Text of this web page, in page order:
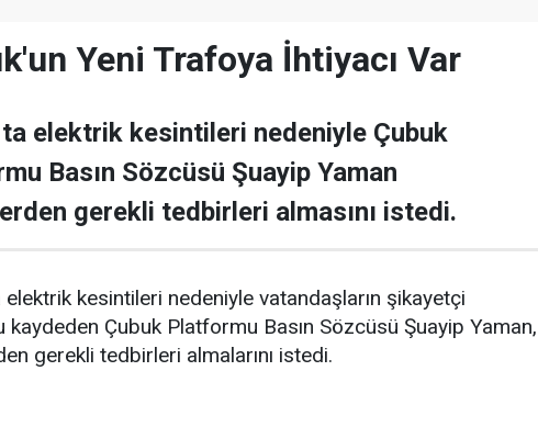
Yeni Trafoya İhtiyacı Var
elektrik kesintileri nedeniyle Çubuk
Basın Sözcüsü Şuayip Yaman
gerekli tedbirleri almasını istedi.
elektrik kesintileri nedeniyle vatandaşların şikayetçi
kaydeden Çubuk Platformu Basın Sözcüsü Şuayip Yaman,
gerekli tedbirleri almalarını istedi.